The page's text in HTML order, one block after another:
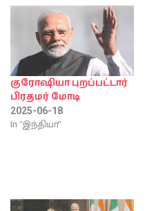
குரோஷியா புறப்பட்டார்
பிரதமர் மோடி
2025-06-18
In "இந்தியா"